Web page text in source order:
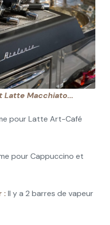
Latte Macchiato...
pour Latte Art-Café
pour Cappuccino et
: Il y a 2 barres de vapeur